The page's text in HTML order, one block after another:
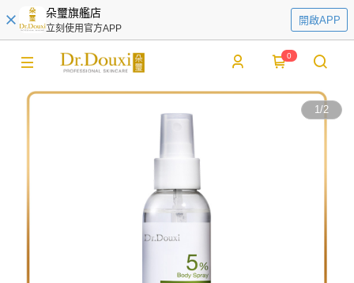
朵璽旗艦店
立刻使用官方APP
開啟APP
0
1/2